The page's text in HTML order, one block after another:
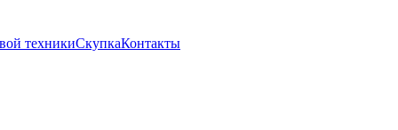
техникиСкупкаКонтакты